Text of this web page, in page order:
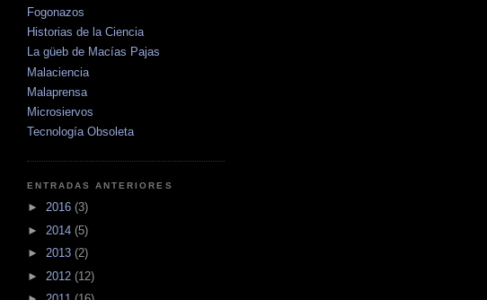
Fogonazos
Historias de la Ciencia
La güeb de Macías Pajas
Malaciencia
Malaprensa
Microsiervos
Tecnología Obsoleta
ENTRADAS ANTERIORES
► 2016 (3)
► 2014 (5)
► 2013 (2)
► 2012 (12)